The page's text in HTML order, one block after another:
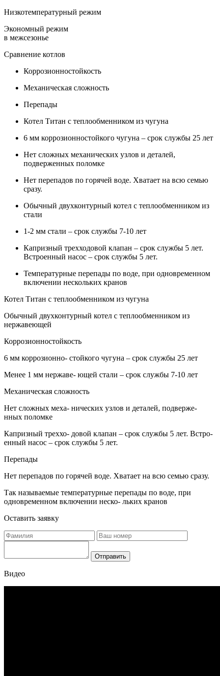
Низкотемпературный режим
Экономный режим
в межсезонье
Сравнение котлов
Коррозионностойкость
Механическая сложность
Перепады
Котел Титан с теплообменником из чугуна
6 мм коррозионностойкого чугуна – срок службы 25 лет
Нет сложных механических узлов и деталей,
подверженных поломке
Нет перепадов по горячей воде. Хватает на всю семью
сразу.
Обычный двухконтурный котел с теплообменником из
стали
1-2 мм стали – срок службы 7-10 лет
Капризный трехходовой клапан – срок службы 5 лет.
Встроенный насос – срок службы 5 лет.
Температурные перепады по воде, при одновременном
включении нескольких кранов
Котел Титан с теплообменником из чугуна
Обычный двухконтурный котел с теплообменником из
нержавеющей
Коррозионностойкость
6 мм коррозионно- стойкого чугуна – срок службы 25 лет
Менее 1 мм нержаве- ющей стали – срок службы 7-10 лет
Механическая сложность
Нет сложных меха- нических узлов и деталей, подверже-
нных поломке
Капризный треххо- довой клапан – срок службы 5 лет. Встро-
енный насос – срок службы 5 лет.
Перепады
Нет перепадов по горячей воде. Хватает на всю семью сразу.
Так называемые температурные перепады по воде, при
одновременном включении неско- льких кранов
Оставить заявку
Отправить
Видео